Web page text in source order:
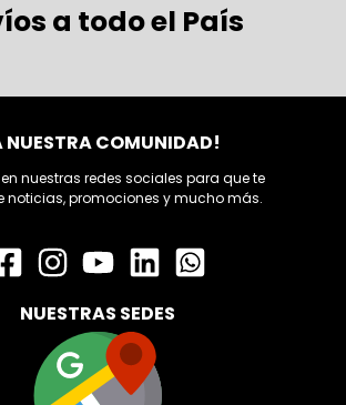
a todo el País
NUESTRA COMUNIDAD!
nuestras redes sociales para que te
noticias, promociones y mucho más.
NUESTRAS SEDES